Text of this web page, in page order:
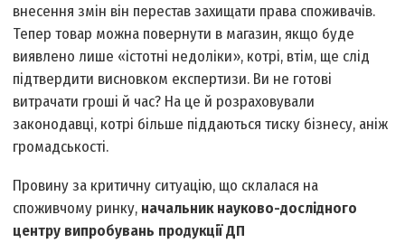
внесення змін він перестав захищати права споживачів.
Тепер товар можна повернути в магазин, якщо буде
виявлено лише «істотні недоліки», котрі, втім, ще слід
підтвердити висновком експертизи. Ви не готові
витрачати гроші й час? На це й розраховували
законодавці, котрі більше піддаються тиску бізнесу, аніж
громадськості.
Провину за критичну ситуацію, що склалася на
споживчому ринку, начальник науково-дослідного
центру випробувань продукції ДП